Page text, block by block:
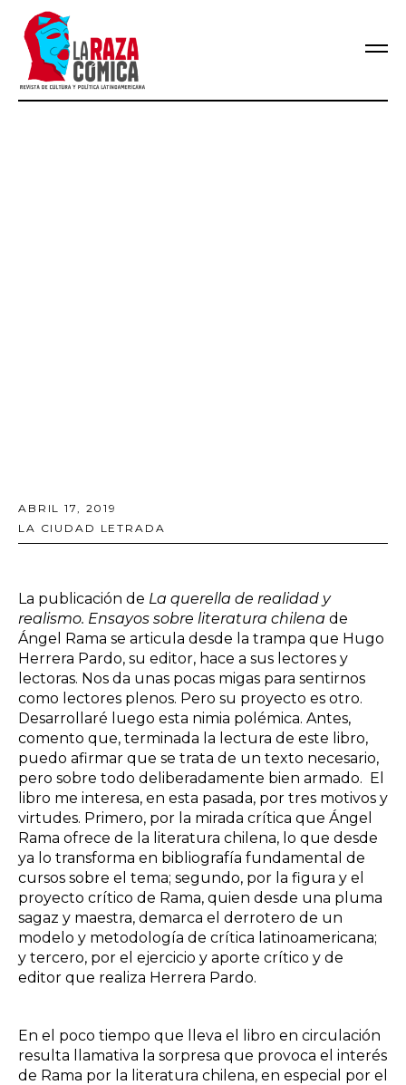
ABRIL 17, 2019
LA CIUDAD LETRADA
La publicación de La querella de realidad y
realismo. Ensayos sobre literatura chilena de
Ángel Rama se articula desde la trampa que Hugo
Herrera Pardo, su editor, hace a sus lectores y
lectoras. Nos da unas pocas migas para sentirnos
como lectores plenos. Pero su proyecto es otro.
Desarrollaré luego esta nimia polémica. Antes,
comento que, terminada la lectura de este libro,
puedo afirmar que se trata de un texto necesario,
pero sobre todo deliberadamente bien armado. El
libro me interesa, en esta pasada, por tres motivos y
virtudes. Primero, por la mirada crítica que Ángel
Rama ofrece de la literatura chilena, lo que desde
ya lo transforma en bibliografía fundamental de
cursos sobre el tema; segundo, por la figura y el
proyecto crítico de Rama, quien desde una pluma
sagaz y maestra, demarca el derrotero de un
modelo y metodología de crítica latinoamericana;
y tercero, por el ejercicio y aporte crítico y de
editor que realiza Herrera Pardo.
En el poco tiempo que lleva el libro en circulación
resulta llamativa la sorpresa que provoca el interés
de Rama por la literatura chilena, en especial por el